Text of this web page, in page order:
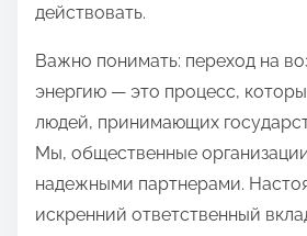
действовать.
Важно понимать: переход на
энергию — это процесс,
людей, принимающих
Мы, общественные
надежными партнерами.
искренний ответственный